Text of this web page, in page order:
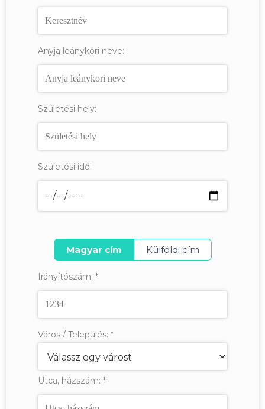
Anyja leánykori neve:
Születési hely:
Születési idő:
Magyar cím Külföldi cím
Irányítószám: *
Város / Település: *
Utca, házszám: *